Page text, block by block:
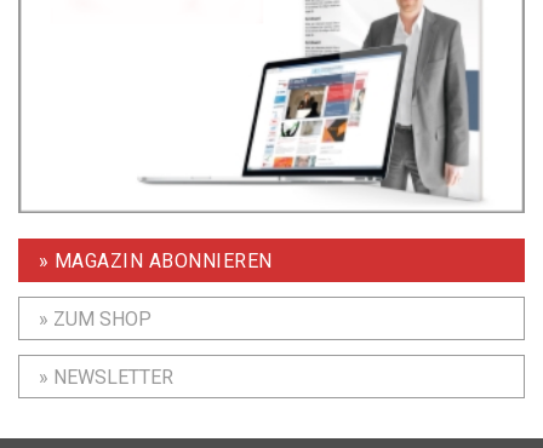
» MAGAZIN ABONNIEREN
» ZUM SHOP
» NEWSLETTER